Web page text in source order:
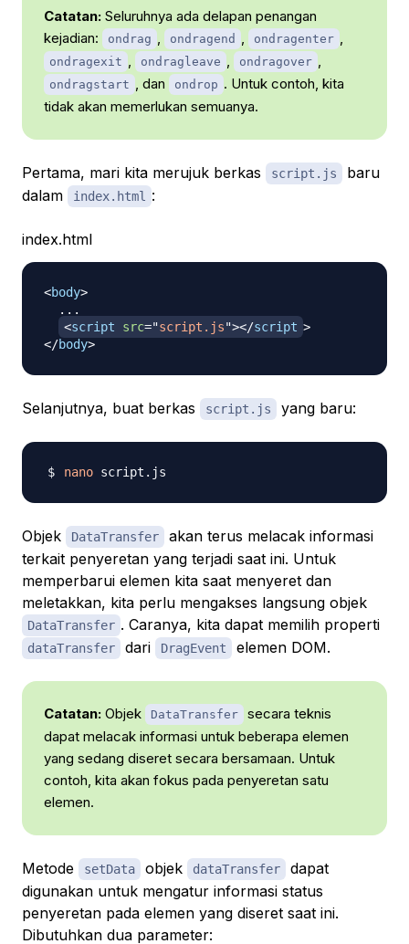
Catatan: Seluruhnya ada delapan penangan
kejadian:
ondrag , ondragend , ondragenter ,
ondragexit , ondragleave , ondragover ,
ondragstart , dan ondrop . Untuk contoh, kita
tidak akan memerlukan semuanya.
Pertama, mari kita merujuk berkas script.js
baru
dalam
index.html :
index.html
<body>
  ...
<script src="script.js"></script >
</body>
Selanjutnya, buat berkas script.js yang baru:
nano
Objek DataTransfer
akan terus melacak informasi
terkait penyeretan yang terjadi saat ini. Untuk
memperbarui elemen kita saat menyeret dan
meletakkan, kita perlu mengakses langsung objek
DataTransfer . Caranya, kita dapat memilih properti
dataTransfer dari DragEvent elemen DOM.
Catatan: Objek DataTransfer
secara teknis
dapat melacak informasi untuk beberapa elemen
yang sedang diseret secara bersamaan. Untuk
contoh, kita akan fokus pada penyeretan satu
elemen.
Metode setData objek dataTransfer
dapat
digunakan untuk mengatur informasi status
penyeretan pada elemen yang diseret saat ini.
Dibutuhkan dua parameter: